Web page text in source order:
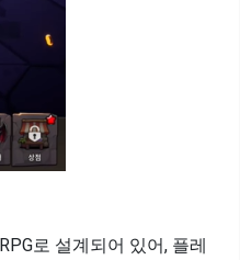
로 설계되어 있어, 플레